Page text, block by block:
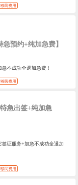
民费用
预约+纯加急费】
不成功全退加急费！
民费用
急出签+纯加急
证服务+加急不成功全退加
民费用